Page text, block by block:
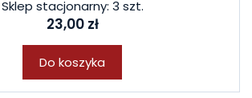
Sklep stacjonarny: 3 szt.
23,00 zł
Do koszyka